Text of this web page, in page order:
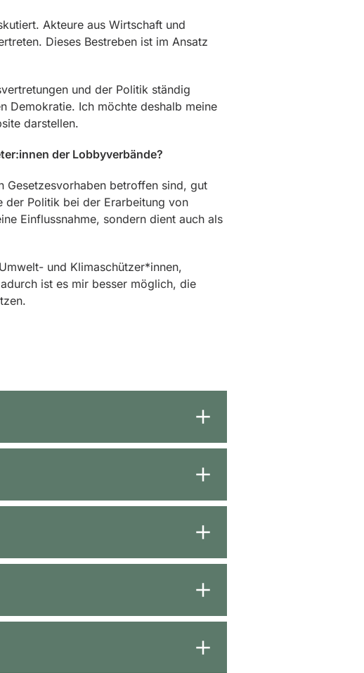
Akteure aus Wirtschaft und
Dieses Bestreben ist im Ansatz
und der Politik ständig
Demokratie. Ich möchte deshalb meine
darstellen.
der Lobbyverbände?
Gesetzesvorhaben betroffen sind, gut
der Politik bei der Erarbeitung von
Einflussnahme, sondern dient auch als
und Klimaschützer*innen,
ist es mir besser möglich, die